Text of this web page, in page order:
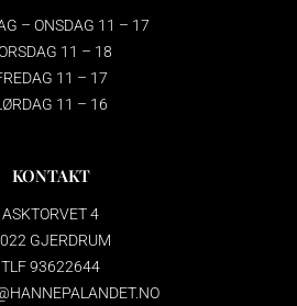
– ONSDAG 11 – 17
11 – 18
11 – 17
11 – 16
KONTAKT
ASKTORVET 4
GJERDRUM
TLF 93622644